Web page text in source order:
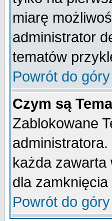
miarę
administrator
tematów
Powrót do góry
Czym są
Zablokowane
każda zawarta
dla
Powrót do góry